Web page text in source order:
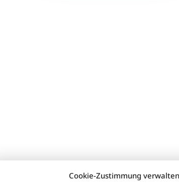
Cookie-Zustimmung verwalten